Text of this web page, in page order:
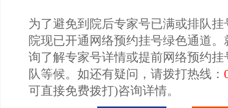
为了避免到院后专家号已满或排队
院现已开通网络预约挂号绿色通道
询了解专家号详情或提前网络预约
队等候。如还有疑问，请拨打热线：
可直接免费拨打)咨询详情。